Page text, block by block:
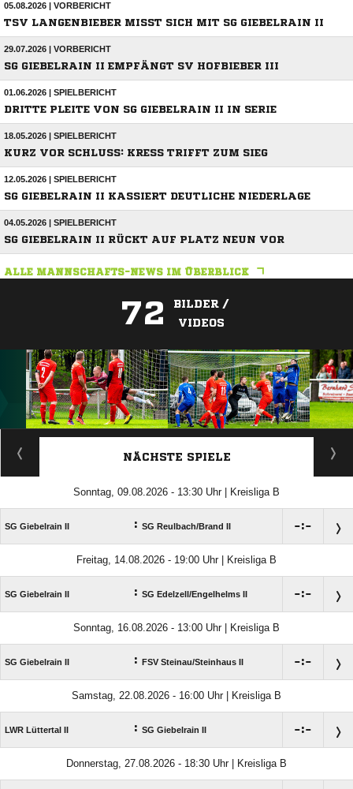
05.08.2026 | VORBERICHT
TSV LANGENBIEBER MISST SICH MIT SG GIEBELRAIN II
29.07.2026 | VORBERICHT
SG GIEBELRAIN II EMPFÄNGT SV HOFBIEBER III
01.06.2026 | SPIELBERICHT
DRITTE PLEITE VON SG GIEBELRAIN II IN SERIE
18.05.2026 | SPIELBERICHT
KURZ VOR SCHLUSS: KRESS TRIFFT ZUM SIEG
12.05.2026 | SPIELBERICHT
SG GIEBELRAIN II KASSIERT DEUTLICHE NIEDERLAGE
04.05.2026 | SPIELBERICHT
SG GIEBELRAIN II RÜCKT AUF PLATZ NEUN VOR
ALLE MANNSCHAFTS-NEWS IM ÜBERBLICK
72
BILDER /
VIDEOS
ANZEIGE
NÄCHSTE SPIELE
Sonntag, 09.08.2026 - 13:30 Uhr | Kreisliga B
SG Giebelrain II : SG Reulbach/​Brand II :
Freitag, 14.08.2026 - 19:00 Uhr | Kreisliga B
SG Giebelrain II : SG Edelzell/​Engelhelms II :
Sonntag, 16.08.2026 - 13:00 Uhr | Kreisliga B
SG Giebelrain II : FSV Steinau/​Steinhaus II :
Samstag, 22.08.2026 - 16:00 Uhr | Kreisliga B
LWR Lüttertal II : SG Giebelrain II :
Donnerstag, 27.08.2026 - 18:30 Uhr | Kreisliga B